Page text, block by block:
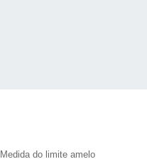
Medida do limite amelo